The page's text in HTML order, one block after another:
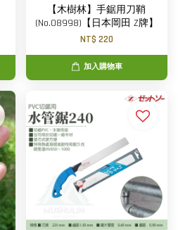
【木樹林】手鋸用刀鞘
(No.08998)【日本岡田 Z牌】
NT$ 220
加入購物車